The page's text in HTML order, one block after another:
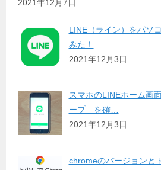
2021年12月7日
LINE（ライン）をパソ
みた！
2021年12月3日
スマホのLINEホーム画
ープ」を確…
2021年12月3日
chromeのバージョンと